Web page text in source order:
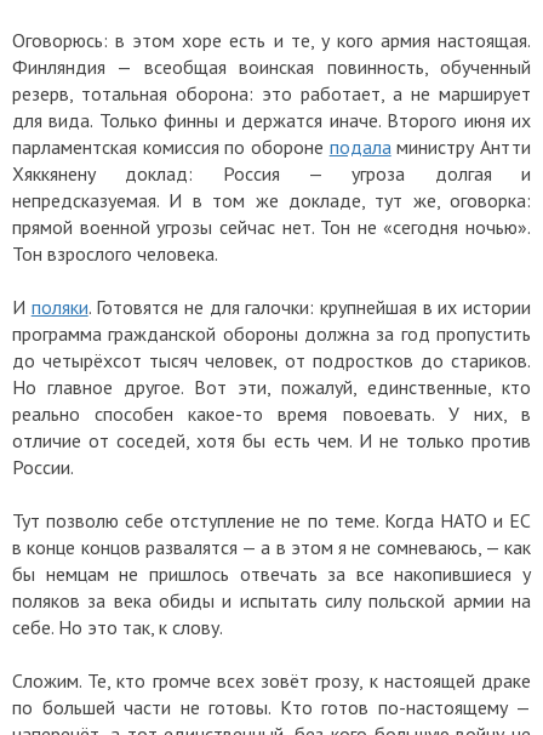
Оговорюсь: в этом хоре есть и те, у кого армия настоящая.
Финляндия — всеобщая воинская повинность, обученный
резерв, тотальная оборона: это работает, а не марширует
для вида. Только финны и держатся иначе. Второго июня их
парламентская комиссия по обороне подала министру Антти
Хяккянену доклад: Россия — угроза долгая и
непредсказуемая. И в том же докладе, тут же, оговорка:
прямой военной угрозы сейчас нет. Тон не «сегодня ночью».
Тон взрослого человека.
И поляки. Готовятся не для галочки: крупнейшая в их истории
программа гражданской обороны должна за год пропустить
до четырёхсот тысяч человек, от подростков до стариков.
Но главное другое. Вот эти, пожалуй, единственные, кто
реально способен какое-то время повоевать. У них, в
отличие от соседей, хотя бы есть чем. И не только против
России.
Тут позволю себе отступление не по теме. Когда НАТО и ЕС
в конце концов развалятся — а в этом я не сомневаюсь, — как
бы немцам не пришлось отвечать за все накопившиеся у
поляков за века обиды и испытать силу польской армии на
себе. Но это так, к слову.
Сложим. Те, кто громче всех зовёт грозу, к настоящей драке
по большей части не готовы. Кто готов по-настоящему —